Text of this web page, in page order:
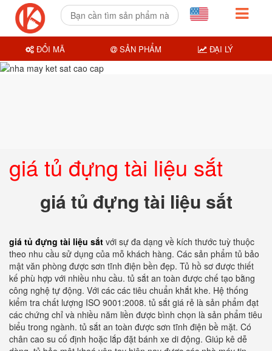
giá tủ đựng tài liệu sắt
giá tủ đựng tài liệu sắt
giá tủ đựng tài liệu sắt với sự đa dạng về kích thước tuỳ thuộc
theo nhu cầu sử dụng của mỗ khách hàng. Các sản phẩm tủ bảo
mật văn phòng được sơn tĩnh điện bền đẹp. Tủ hồ sơ được thiết
kế phù hợp với nhiều nhu cầu. tủ sắt an toàn được chế tạo bằng
công nghệ tự động. Với các các tiêu chuẩn khắt khe. Hệ thống
kiểm tra chất lượng ISO 9001:2008. tủ sắt giá rẻ là sản phẩm đạt
các chứng chỉ và nhiều năm liền được bình chọn là sản phẩm tiêu
biểu trong ngành. tủ sắt an toàn được sơn tĩnh điện bề mặt. Có
chân cao su cố định hoặc lắp đặt bánh xe di động. Giúp kê dễ
ĐỔI MÃ SẢN PHẨM ĐẠI LÝ